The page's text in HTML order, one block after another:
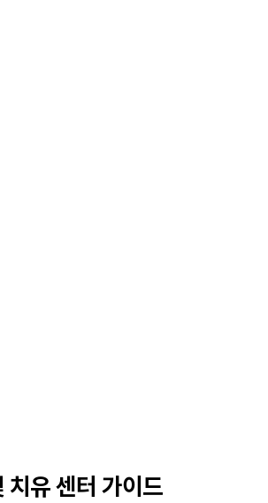
치유 센터 가이드